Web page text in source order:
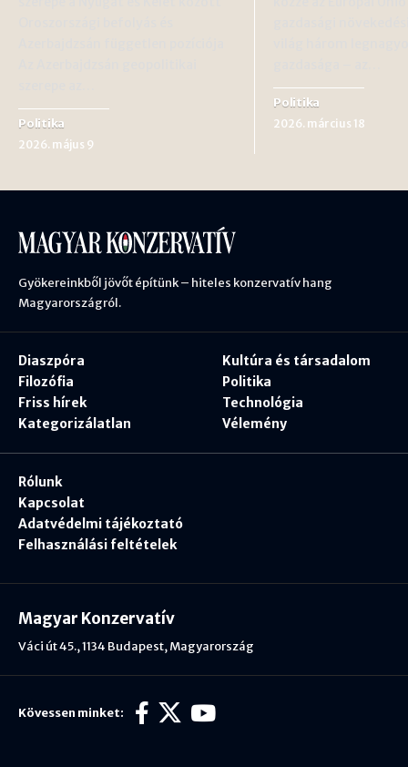
Politika
2026. május 9
Politika
2026. március 18
Gyökereinkből jövőt építünk – hiteles konzervatív hang
Magyarországról.
Diaszpóra
Filozófia
Friss hírek
Kategorizálatlan
Kultúra és társadalom
Politika
Technológia
Vélemény
Rólunk
Kapcsolat
Adatvédelmi tájékoztató
Felhasználási feltételek
Kövessen minket:
Magyar Konzervatív
Váci út 45., 1134 Budapest, Magyarország